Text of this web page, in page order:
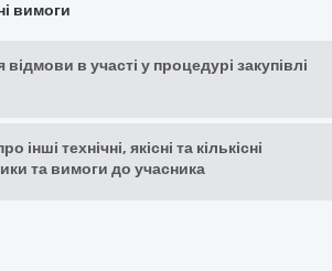
вимоги
відмови в участі у процедурі закупівлі
інші технічні, якісні та кількісні
та вимоги до учасника